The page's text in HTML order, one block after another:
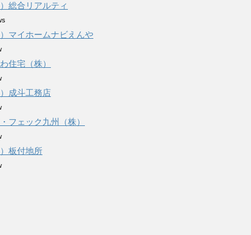
）総合リアルティ
）マイホームナビえんや
住宅（株）
）成斗工務店
フェック九州（株）
）板付地所